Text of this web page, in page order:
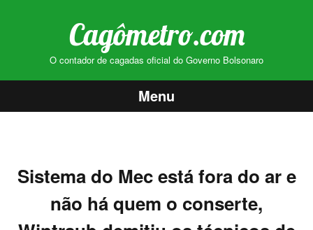
Cagômetro.com
O contador de cagadas oficial do Governo Bolsonaro
Menu
conteúdo
Sistema do Mec está fora do ar e
não há quem o conserte,